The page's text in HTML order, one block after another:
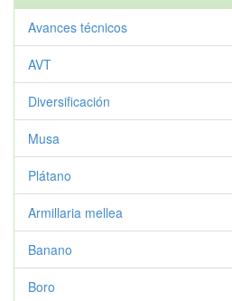
Avances técnicos
AVT
Diversificación
Musa
Plátano
Armillaria mellea
Banano
Boro